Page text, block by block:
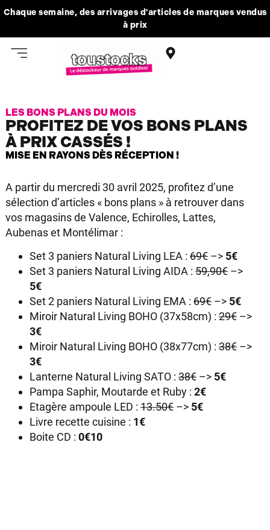
Chaque semaine, des arrivages d'articles de marques vendus
à prix
LES BONS PLANS DU MOIS
PROFITEZ DE VOS BONS PLANS
À PRIX CASSÉS !
MISE EN RAYONS DÈS RÉCEPTION !
A partir du mercredi 30 avril 2025, profitez d’une
sélection d’articles « bons plans » à retrouver dans
vos magasins de Valence, Echirolles, Lattes,
Aubenas et Montélimar :
Set 3 paniers Natural Living LEA : 69€–> 5€
Set 3 paniers Natural Living AIDA : 59,90€–>
5€
Set 2 paniers Natural Living EMA : 69€–> 5€
Miroir Natural Living BOHO (37x58cm) : 29€–>
3€
Miroir Natural Living BOHO (38x77cm) : 38€–>
3€
Lanterne Natural Living SATO : 38€–> 5€
Pampa Saphir, Moutarde et Ruby : 2€
Etagère ampoule LED : 13.50€–>5€
Livre recette cuisine : 1€
Boite CD : 0€10